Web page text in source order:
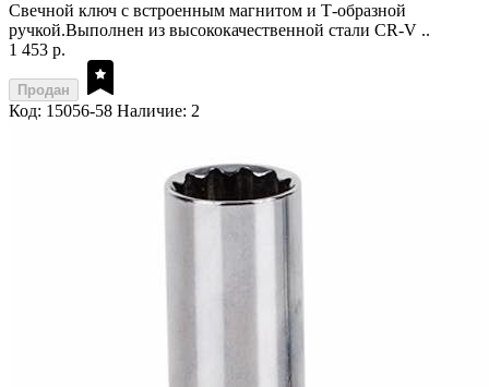
Свечной ключ с встроенным магнитом и Т-образной
ручкой.Выполнен из высококачественной стали CR-V ..
1 453 р.
Продан
Код: 15056-58 Наличие: 2